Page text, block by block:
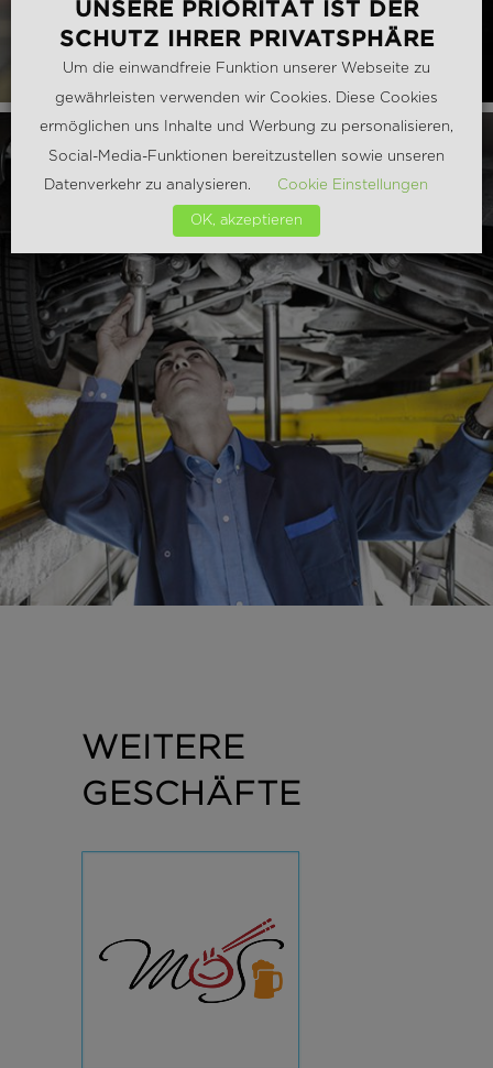
WEITERE
GESCHÄFTE
UNSERE PRIORITÄT IST DER
SCHUTZ IHRER PRIVATSPHÄRE
Um die einwandfreie Funktion unserer Webseite zu
gewährleisten verwenden wir Cookies. Diese Cookies
ermöglichen uns Inhalte und Werbung zu personalisieren,
Social-Media-Funktionen bereitzustellen sowie unseren
Datenverkehr zu analysieren.
Cookie Einstellungen
OK, akzeptieren